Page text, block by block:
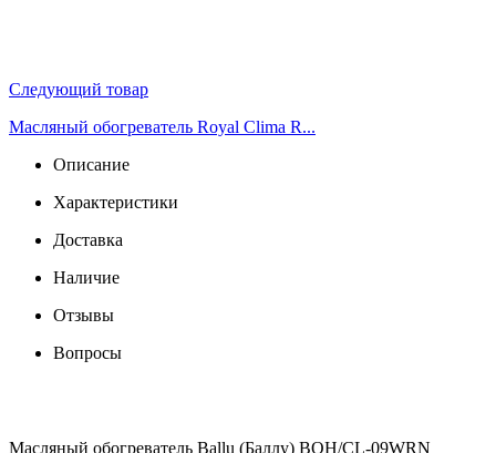
Следующий товар
Масляный обогреватель Royal Clima R...
Описание
Характеристики
Доставка
Наличие
Отзывы
Вопросы
Масляный обогреватель Ballu (Баллу) BOH/CL-09WRN